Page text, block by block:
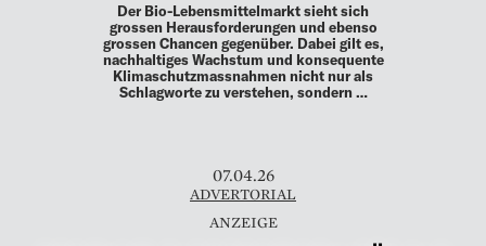
Der Bio-Lebensmittelmarkt sieht sich
grossen Herausforderungen und ebenso
grossen Chancen gegenüber. Dabei gilt es,
nachhaltiges Wachstum und konsequente
Klimaschutzmassnahmen nicht nur als
Schlagworte zu verstehen, sondern …
07.04.26
ADVERTORIAL